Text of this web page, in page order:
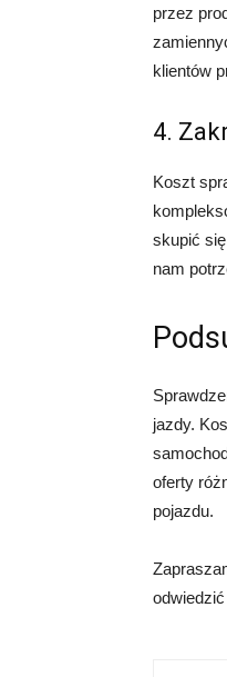
przez
klientów
4.
Koszt
skupić
nam
jazdy.
oferty
pojazdu.